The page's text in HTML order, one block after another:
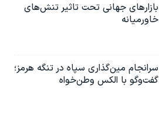
بازارهای جهانی تحت تاثیر تنش‌های
خاورمیانه
سرانجام مین‌گذاری‌ سپاه در تنگه هرمز؛
گفت‌وگو با الکس وطن‌خواه